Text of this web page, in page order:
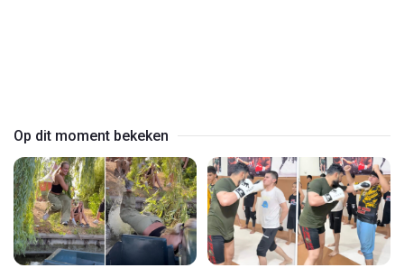
Op dit moment bekeken